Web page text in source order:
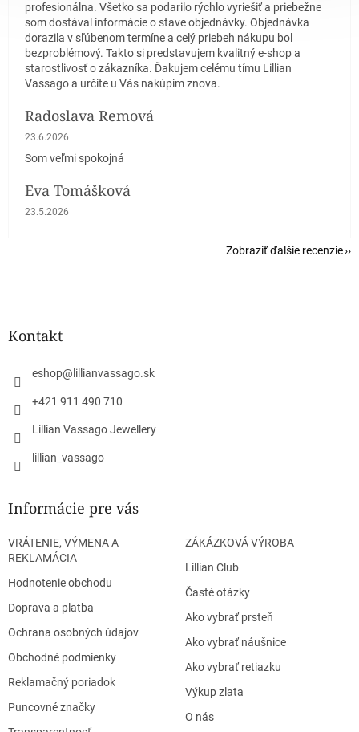
profesionálna. Všetko sa podarilo rýchlo vyriešiť a priebežne
som dostával informácie o stave objednávky. Objednávka
dorazila v sľúbenom termíne a celý priebeh nákupu bol
bezproblémový. Takto si predstavujem kvalitný e-shop a
starostlivosť o zákazníka. Ďakujem celému tímu Lillian
Vassago a určite u Vás nakúpim znova.
Radoslava Remová
Hodnotenie obchodu je 5 z 5 hviezdičiek.
23.6.2026
Som veľmi spokojná
Eva Tomášková
Hodnotenie obchodu je 5 z 5 hviezdičiek.
23.5.2026
Zobraziť ďalšie recenzie
Z
Kontakt
eshop@ lillianvassago.sk
+421 911 490 710
Lillian Vassago Jewellery
lillian_vassago
Informácie pre vás
VRÁTENIE, VÝMENA A
REKLAMÁCIA
Hodnotenie obchodu
Doprava a platba
Ochrana osobných údajov
Obchodné podmienky
Reklamačný poriadok
Puncovné značky
ZÁKÁZKOVÁ VÝROBA
Lillian Club
Časté otázky
Ako vybrať prsteň
Ako vybrať náušnice
Ako vybrať retiazku
Výkup zlata
O nás